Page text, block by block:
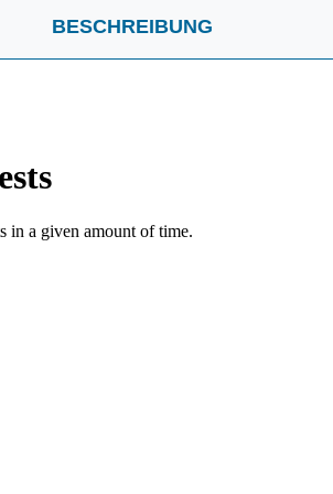
BESCHREIBUNG